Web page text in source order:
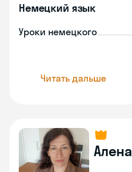
Немецкий язык
Уроки немецкого
Читать дальше
Алена